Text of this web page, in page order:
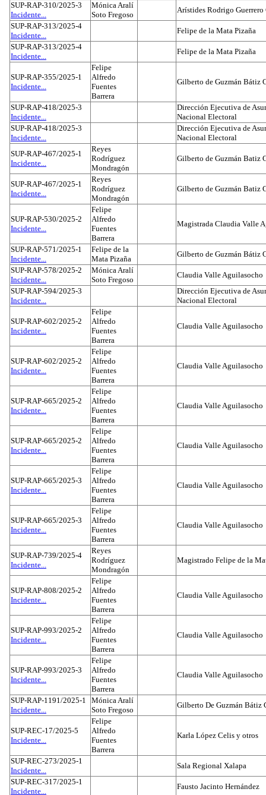
SUP-RAP-310/2025-3
Incidente...
Mónica Aralí
Soto Fregoso
Arístides Rodrigo Guerrero
SUP-RAP-313/2025-4
Incidente...
Felipe de la Mata Pizaña
SUP-RAP-313/2025-4
Incidente...
Felipe de la Mata Pizaña
SUP-RAP-355/2025-1
Incidente...
Felipe
Alfredo
Fuentes
Barrera
Gilberto de Guzmán Bátiz
SUP-RAP-418/2025-3
Incidente...
Dirección Ejecutiva de
Nacional Electoral
SUP-RAP-418/2025-3
Incidente...
Dirección Ejecutiva de
Nacional Electoral
SUP-RAP-467/2025-1
Incidente...
Reyes
Rodríguez
Mondragón
Gilberto de Guzmán Batiz
SUP-RAP-467/2025-1
Incidente...
Reyes
Rodríguez
Mondragón
Gilberto de Guzmán Batiz
SUP-RAP-530/2025-2
Incidente...
Felipe
Alfredo
Fuentes
Barrera
Magistrada Claudia Valle
SUP-RAP-571/2025-1
Incidente...
Felipe de la
Mata Pizaña
Gilberto de Guzmán Bátiz
SUP-RAP-578/2025-2
Incidente...
Mónica Aralí
Soto Fregoso
Claudia Valle Aguilasocho
SUP-RAP-594/2025-3
Incidente...
Dirección Ejecutiva de
Nacional Electoral
SUP-RAP-602/2025-2
Incidente...
Felipe
Alfredo
Fuentes
Barrera
Claudia Valle Aguilasocho
SUP-RAP-602/2025-2
Incidente...
Felipe
Alfredo
Fuentes
Barrera
Claudia Valle Aguilasocho
SUP-RAP-665/2025-2
Incidente...
Felipe
Alfredo
Fuentes
Barrera
Claudia Valle Aguilasocho
SUP-RAP-665/2025-2
Incidente...
Felipe
Alfredo
Fuentes
Barrera
Claudia Valle Aguilasocho
SUP-RAP-665/2025-3
Incidente...
Felipe
Alfredo
Fuentes
Barrera
Claudia Valle Aguilasocho
SUP-RAP-665/2025-3
Incidente...
Felipe
Alfredo
Fuentes
Barrera
Claudia Valle Aguilasocho
SUP-RAP-739/2025-4
Incidente...
Reyes
Rodríguez
Mondragón
Magistrado Felipe de la
SUP-RAP-808/2025-2
Incidente...
Felipe
Alfredo
Fuentes
Barrera
Claudia Valle Aguilasocho
SUP-RAP-993/2025-2
Incidente...
Felipe
Alfredo
Fuentes
Barrera
Claudia Valle Aguilasocho
SUP-RAP-993/2025-3
Incidente...
Felipe
Alfredo
Fuentes
Barrera
Claudia Valle Aguilasocho
SUP-RAP-1191/2025-1
Incidente...
Mónica Aralí
Soto Fregoso
Gilberto De Guzmán Bátiz
SUP-REC-17/2025-5
Incidente...
Felipe
Alfredo
Fuentes
Barrera
Karla López Celis y otros
SUP-REC-273/2025-1
Incidente...
Sala Regional Xalapa
SUP-REC-317/2025-1
Incidente...
Fausto Jacinto Hernández